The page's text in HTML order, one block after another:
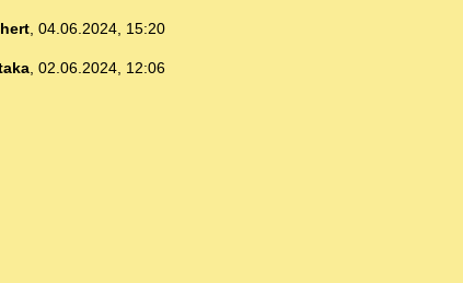
, 04.06.2024, 15:20
, 02.06.2024, 12:06